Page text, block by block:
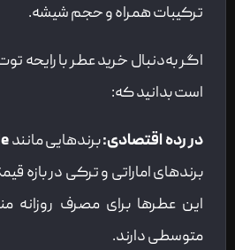
ترکیبات همراه و حجم شیشه.
اگر به‌دنبال خرید عطر با رایحه
است بدانید که:
در رده اقتصادی:برندهایی مانند
برندهای اماراتی و ترکی در بازه
این عطرها برای مصرف روزانه
متوسطی دارند.